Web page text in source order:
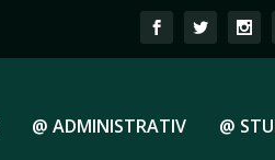
@ ADMINISTRATIV @